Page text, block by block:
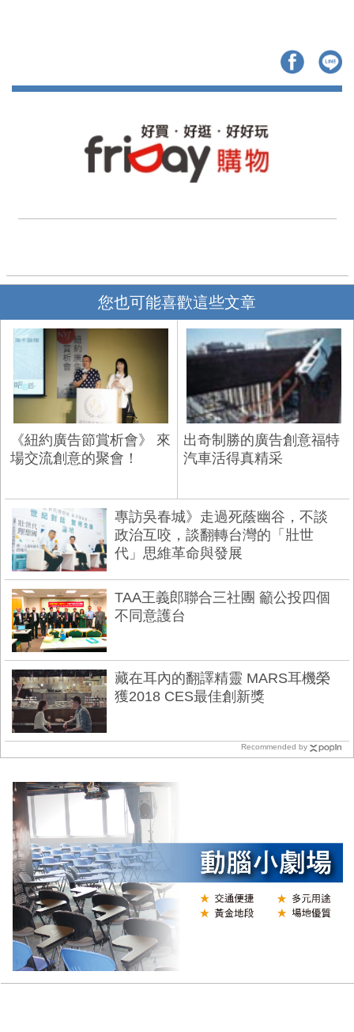
您也可能喜歡這些文章
《紐約廣告節賞析會》 來
場交流創意的聚會！
出奇制勝的廣告創意福特
汽車活得真精采
專訪吳春城》走過死蔭幽谷，不談
政治互咬，談翻轉台灣的「壯世
代」思維革命與發展
TAA王義郎聯合三社團 籲公投四個
不同意護台
藏在耳內的翻譯精靈 MARS耳機榮
獲2018 CES最佳創新獎
Recommended by